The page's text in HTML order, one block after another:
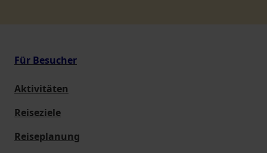
Für Besucher
Aktivitäten
Reiseziele
Reiseplanung